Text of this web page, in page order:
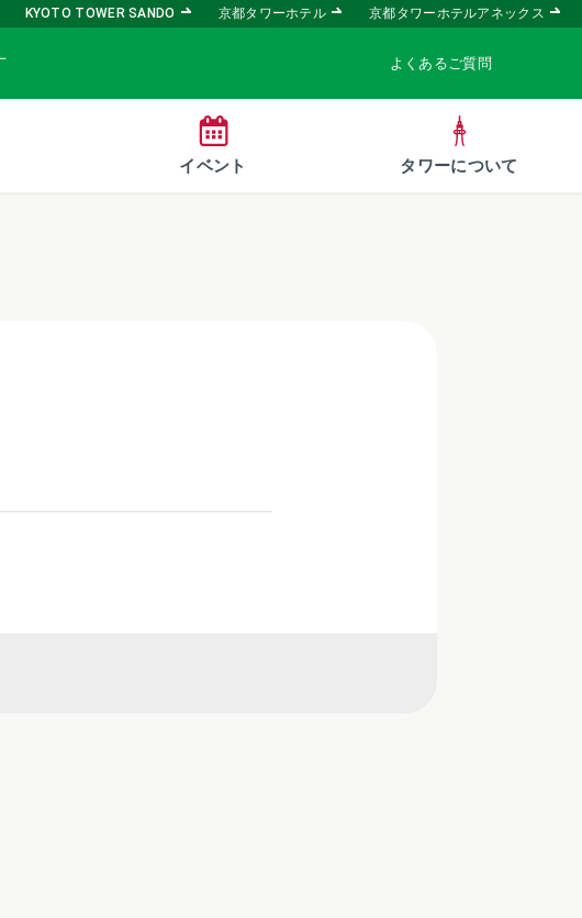
KYOTO TOWER SANDO 京都タワーホテル 京都タワーホテルアネックス
よくあるご質問
イベント タワーについて